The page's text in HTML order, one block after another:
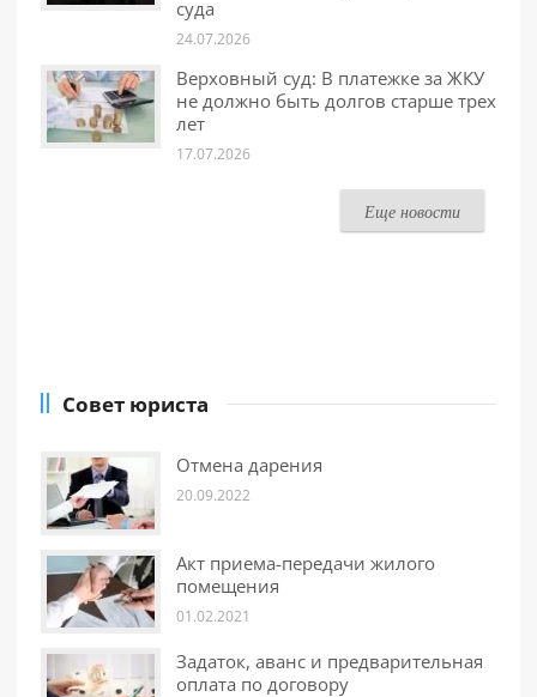
суда
24.07.2026
Верховный суд: В платежке за ЖКУ
не должно быть долгов старше трех
лет
17.07.2026
Еще новости
Совет юриста
Отмена дарения
20.09.2022
Акт приема-передачи жилого
помещения
01.02.2021
Задаток, аванс и предварительная
оплата по договору